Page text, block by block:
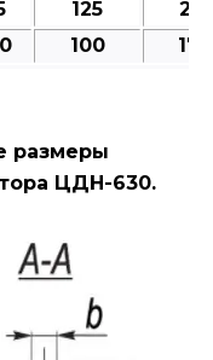
125
210
100 170
размеры
ЦДН-630.